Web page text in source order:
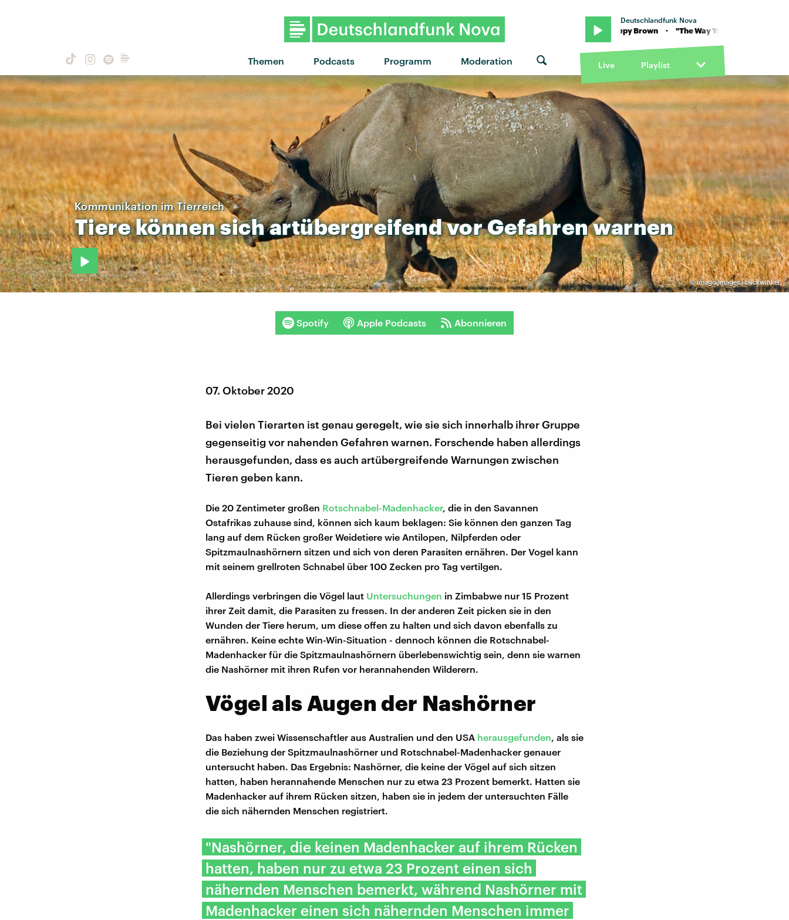
Themen Podcasts Programm Moderation
Deutschlandfunk Nova
"The Way You Move" von OutKast feat. Sleepy Brown · "The Way You Move" von OutKast feat.
Live Playlist
©imago images | blickwinkel
Kommunikation im Tierreich
TierekönnensichartübergreifendvorGefahrenwarnen
Spotify Apple Podcasts Abonnieren
07. Oktober 2020
Bei vielen Tierarten ist genau geregelt, wie sie sich innerhalb ihrer Gruppe
gegenseitig vor nahenden Gefahren warnen. Forschende haben allerdings
herausgefunden, dass es auch artübergreifende Warnungen zwischen
Tieren geben kann.
Die 20 Zentimeter großen Rotschnabel-Madenhacker, die in den Savannen
Ostafrikas zuhause sind, können sich kaum beklagen: Sie können den ganzen Tag
lang auf dem Rücken großer Weidetiere wie Antilopen, Nilpferden oder
Spitzmaulnashörnern sitzen und sich von deren Parasiten ernähren. Der Vogel kann
mit seinem grellroten Schnabel über 100 Zecken pro Tag vertilgen.
Allerdings verbringen die Vögel laut Untersuchungen in Zimbabwe nur 15 Prozent
ihrer Zeit damit, die Parasiten zu fressen. In der anderen Zeit picken sie in den
Wunden der Tiere herum, um diese offen zu halten und sich davon ebenfalls zu
ernähren. Keine echte Win-Win-Situation - dennoch können die Rotschnabel-
Madenhacker für die Spitzmaulnashörnern überlebenswichtig sein, denn sie warnen
die Nashörner mit ihren Rufen vor herannahenden Wilderern.
Vögel als Augen der Nashörner
Das haben zwei Wissenschaftler aus Australien und den USA herausgefunden, als sie
die Beziehung der Spitzmaulnashörner und Rotschnabel-Madenhacker genauer
untersucht haben. Das Ergebnis: Nashörner, die keine der Vögel auf sich sitzen
hatten, haben herannahende Menschen nur zu etwa 23 Prozent bemerkt. Hatten sie
Madenhacker auf ihrem Rücken sitzen, haben sie in jedem der untersuchten Fälle
die sich nähernden Menschen registriert.
"Nashörner, die keinen Madenhacker auf ihrem Rücken
hatten, haben nur zu etwa 23 Prozent einen sich
nähernden Menschen bemerkt, während Nashörner mit
Madenhacker einen sich nähernden Menschen immer